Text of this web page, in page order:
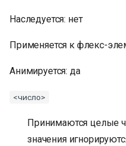
Наследуется: нет
Применяется к флекс-
Анимируется: да
<число>
Принимаются целые
значения